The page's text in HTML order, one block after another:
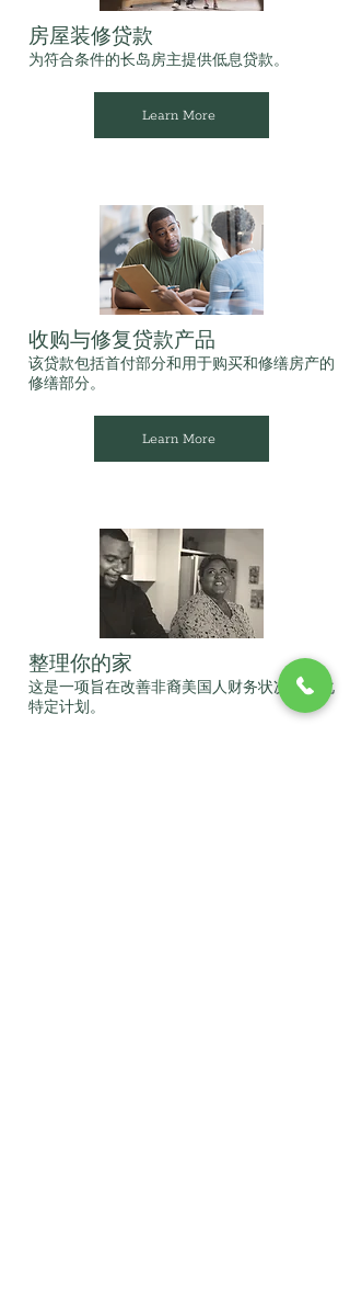
房屋装修贷款
为符合条件的长岛房主提供低息贷款。
Learn More
收购与修复贷款产品
该贷款包括首付部分和用于购买和修缮房产的
修缮部分。
Learn More
整理你的家
这是一项旨在改善非裔美国人财务状况的文化
特定计划。